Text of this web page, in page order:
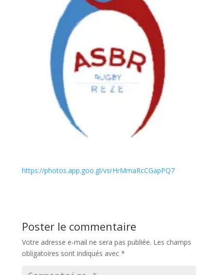
https://photos.app.goo.gl/vsrHrMmaRcCGapPQ7
Poster le commentaire
Votre adresse e-mail ne sera pas publiée. Les champs
obligatoires sont indiqués avec *